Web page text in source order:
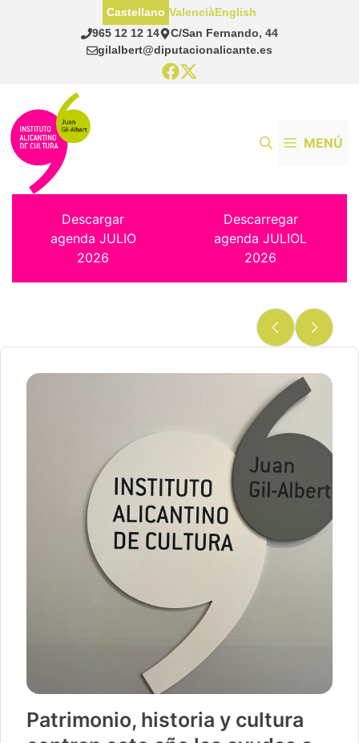
965 12 12 14
C/San Fernando, 44
gilalbert@diputacionalicante.es
Castellano ValenciàEnglish
MENÚ
Descargar
agenda JULIO
2026
Descarregar
agenda JULIOL
2026
Patrimonio, historia y cultura